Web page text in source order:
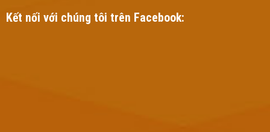
Kết nối với chúng tôi trên Facebook: